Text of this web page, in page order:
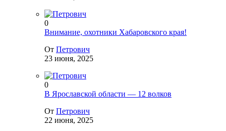
0
Внимание, охотники Хабаровского края!
От Петрович
23 июня, 2025
0
В Ярославской области — 12 волков
От Петрович
22 июня, 2025